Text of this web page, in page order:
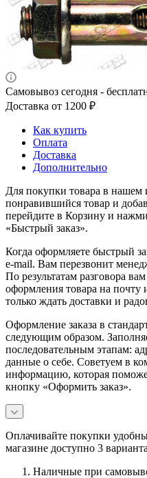
Самовывоз сегодня -
Доставка от 1200 ₽
Как купить
Оплата
Доставка
Дополнительно
Для покупки товара в нашем
понравившийся товар и
перейдите в Корзину и
«Быстрый заказ».
Когда оформляете быстрый
e-mail. Вам перезвонит
По результатам разговора
оформления товара на почту
только ждать доставки и
Оформление заказа в
следующим образом.
последовательным этапам:
данные о себе. Советуем в
информацию, которая
кнопку «Оформить заказ».
Оплачивайте покупки
магазине доступно 3
Наличные при